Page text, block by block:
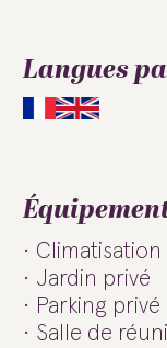
Langues
Climatisation
Jardin privé
Parking privé
Salle de